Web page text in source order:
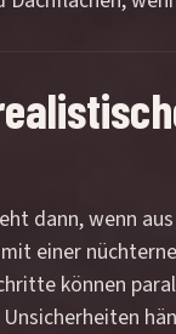
dann, wenn
einer
können